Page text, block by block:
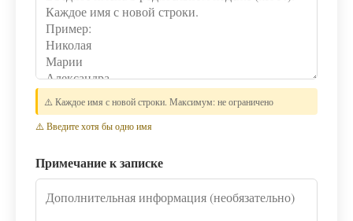
⚠️ Каждое имя с новой строки. Максимум: не ограничено
⚠️ Введите хотя бы одно имя
Примечание к записке